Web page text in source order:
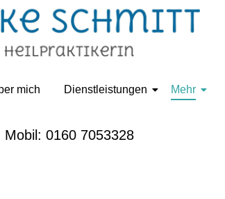
mich Dienstleistungen Mehr
Mobil: 0160 7053328